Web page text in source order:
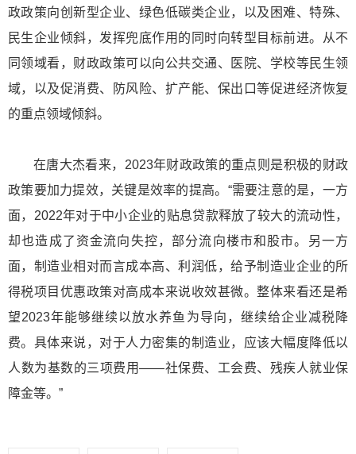
政政策向创新型企业、绿色低碳类企业，以及困难、特殊、
民生企业倾斜，发挥兜底作用的同时向转型目标前进。从不
同领域看，财政政策可以向公共交通、医院、学校等民生领
域，以及促消费、防风险、扩产能、保出口等促进经济恢复
的重点领域倾斜。
在唐大杰看来，2023年财政政策的重点则是积极的财政
政策要加力提效，关键是效率的提高。“需要注意的是，一方
面，2022年对于中小企业的贴息贷款释放了较大的流动性，
却也造成了资金流向失控，部分流向楼市和股市。另一方
面，制造业相对而言成本高、利润低，给予制造业企业的所
得税项目优惠政策对高成本来说收效甚微。整体来看还是希
望2023年能够继续以放水养鱼为导向，继续给企业减税降
费。具体来说，对于人力密集的制造业，应该大幅度降低以
人数为基数的三项费用——社保费、工会费、残疾人就业保
障金等。”